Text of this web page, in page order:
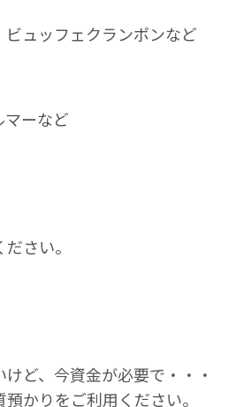
ビュッフェクランポンなど
マーなど
さい。
ど、今資金が必要で・・・
かりをご利用ください。